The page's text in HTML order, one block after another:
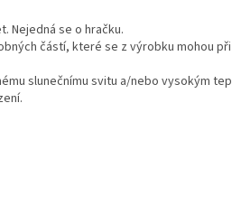
Nejedná se o hračku.
částí, které se z výrobku mohou při
slunečnímu svitu a/nebo vysokým